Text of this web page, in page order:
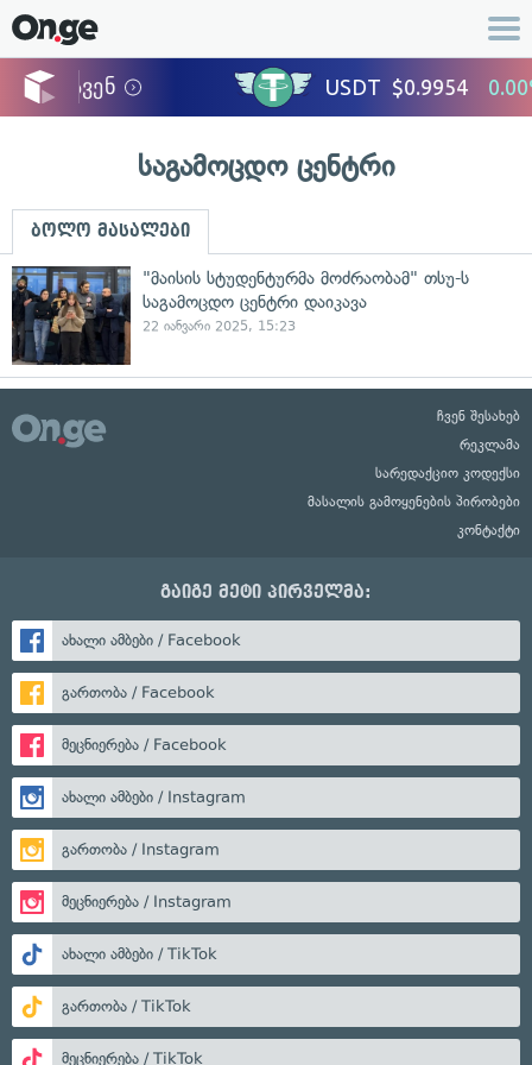
საგამოცდო ცენტრი
ბოლო მასალები
"მაისის სტუდენტურმა მოძრაობამ" თსუ-ს
საგამოცდო ცენტრი დაიკავა
22 იანვარი 2025, 15:23
ჩვენ შესახებ
რეკლამა
სარედაქციო კოდექსი
მასალის გამოყენების პირობები
კონტაქტი
გაიგე მეტი პირველმა:
ახალი ამბები / Facebook
გართობა / Facebook
მეცნიერება / Facebook
ახალი ამბები / Instagram
გართობა / Instagram
მეცნიერება / Instagram
ახალი ამბები / TikTok
გართობა / TikTok
მეცნიერება / TikTok